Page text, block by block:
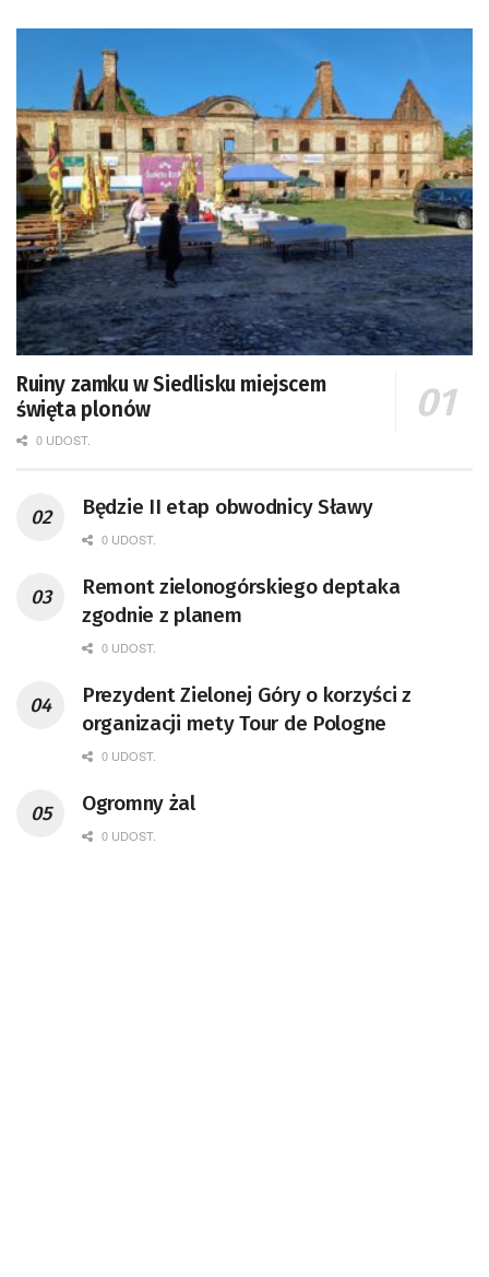
Ruiny zamku w Siedlisku miejscem
święta plonów
0 UDOST.
Będzie II etap obwodnicy Sławy
0 UDOST.
Remont zielonogórskiego deptaka
zgodnie z planem
0 UDOST.
Prezydent Zielonej Góry o korzyści z
organizacji mety Tour de Pologne
0 UDOST.
Ogromny żal
0 UDOST.